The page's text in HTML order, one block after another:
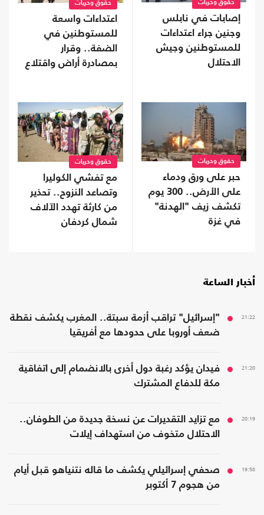
حقوق وحريات
إصابات في نابلس
وجنين جراء اعتداءات
للمستوطنين وجيش
الاحتلال
حقوق وحريات
اعتداءات واسعة
للمستوطنين في
الضفة.. وقرار
بمصادرة أراض واقتلاع
حقوق وحريات
حبر على ورق ودماء
على الأرض.. 300 يوم
تكشف زيف "الهدنة"
في غزة
حقوق وحريات
مع تفشي الكوليرا
وتصاعد النزوح.. تحذير
من كارثة تهدد الآلاف
شمال كردفان
أخبار الساعة
21:22
"إسرائيل" تراقب أزمة سبتة.. المغرب يكشف نقطة
ضعف أوروبا على حدودها مع أفريقيا
21:20
فيدان يؤكد رغبة دول أخرى بالانضمام إلى اتفاقية
مكة للدفاع المشترك
20:19
مع تزايد التقديرات عن نسخة جديدة من الطوفان..
الاحتلال متخوف من استهداف إيلات
19:58
صحفي إسرائيلي يكشف ما قاله نتنياهو قبل أيام
من هجوم 7 أكتوبر